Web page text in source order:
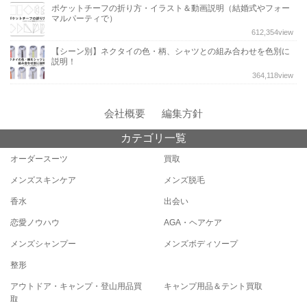
ポケットチーフの折り方・イラスト＆動画説明（結婚式やフォー
マルパーティで）
612,354view
【シーン別】ネクタイの色・柄、シャツとの組み合わせを色別に
説明！
364,118view
会社概要 編集方針
カテゴリ一覧
オーダースーツ 買取
メンズスキンケア メンズ脱毛
香水 出会い
恋愛ノウハウ AGA・ヘアケア
メンズシャンプー メンズボディソープ
整形
アウトドア・キャンプ・登山用品買
取
キャンプ用品＆テント買取